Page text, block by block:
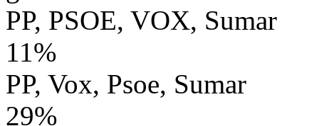
PP, PSOE, VOX, Sumar
11%
PP, Vox, Psoe, Sumar
29%